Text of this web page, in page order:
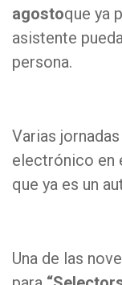
agostoque ya
asistente
persona.
Varias
electrónico en
que ya es un
Una de las